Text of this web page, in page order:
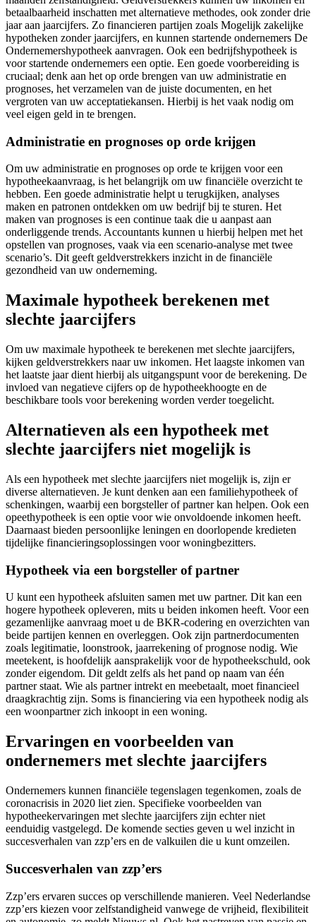
betaalbaarheid inschatten met alternatieve methodes, ook zonder drie
jaar aan jaarcijfers. Zo financieren partijen zoals Mogelijk zakelijke
hypotheken zonder jaarcijfers, en kunnen startende ondernemers De
Ondernemershypotheek aanvragen. Ook een bedrijfshypotheek is
voor startende ondernemers een optie. Een goede voorbereiding is
cruciaal; denk aan het op orde brengen van uw administratie en
prognoses, het verzamelen van de juiste documenten, en het
vergroten van uw acceptatiekansen. Hierbij is het vaak nodig om
veel eigen geld in te brengen.
Administratie en prognoses op orde krijgen
Om uw administratie en prognoses op orde te krijgen voor een
hypotheekaanvraag, is het belangrijk om uw financiële overzicht te
hebben. Een goede administratie helpt u terugkijken, analyses
maken en patronen ontdekken om uw bedrijf bij te sturen. Het
maken van prognoses is een continue taak die u aanpast aan
onderliggende trends. Accountants kunnen u hierbij helpen met het
opstellen van prognoses, vaak via een scenario-analyse met twee
scenario’s. Dit geeft geldverstrekkers inzicht in de financiële
gezondheid van uw onderneming.
Maximale hypotheek berekenen met
slechte jaarcijfers
Om uw maximale hypotheek te berekenen met slechte jaarcijfers,
kijken geldverstrekkers naar uw inkomen. Het laagste inkomen van
het laatste jaar dient hierbij als uitgangspunt voor de berekening. De
invloed van negatieve cijfers op de hypotheekhoogte en de
beschikbare tools voor berekening worden verder toegelicht.
Alternatieven als een hypotheek met
slechte jaarcijfers niet mogelijk is
Als een hypotheek met slechte jaarcijfers niet mogelijk is, zijn er
diverse alternatieven. Je kunt denken aan een familiehypotheek of
schenkingen, waarbij een borgsteller of partner kan helpen. Ook een
opeethypotheek is een optie voor wie onvoldoende inkomen heeft.
Daarnaast bieden persoonlijke leningen en doorlopende kredieten
tijdelijke financieringsoplossingen voor woningbezitters.
Hypotheek via een borgsteller of partner
U kunt een hypotheek afsluiten samen met uw partner. Dit kan een
hogere hypotheek opleveren, mits u beiden inkomen heeft. Voor een
gezamenlijke aanvraag moet u de BKR-codering en overzichten van
beide partijen kennen en overleggen. Ook zijn partnerdocumenten
zoals legitimatie, loonstrook, jaarrekening of prognose nodig. Wie
meetekent, is hoofdelijk aansprakelijk voor de hypotheekschuld, ook
zonder eigendom. Dit geldt zelfs als het pand op naam van één
partner staat. Wie als partner intrekt en meebetaalt, moet financieel
draagkrachtig zijn. Soms is financiering via een hypotheek nodig als
een woonpartner zich inkoopt in een woning.
Ervaringen en voorbeelden van
ondernemers met slechte jaarcijfers
Ondernemers kunnen financiële tegenslagen tegenkomen, zoals de
coronacrisis in 2020 liet zien. Specifieke voorbeelden van
hypotheekervaringen met slechte jaarcijfers zijn echter niet
eenduidig vastgelegd. De komende secties geven u wel inzicht in
succesverhalen van zzp’ers en de valkuilen die u kunt omzeilen.
Succesverhalen van zzp’ers
Zzp’ers ervaren succes op verschillende manieren. Veel Nederlandse
zzp’ers kiezen voor zelfstandigheid vanwege de vrijheid, flexibiliteit